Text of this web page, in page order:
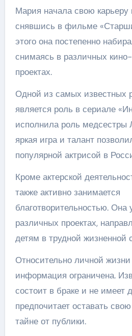
Мария начала свою карьеру
снявшись в фильме
этого она постепенно
снимаясь в различных
проектах.
Одной из самых известных
является роль в сериале
исполнила роль
яркая игра и талант
популярной актрисой в
Кроме актерской
также активно занимается
благотворительностью. Она
различных проектах,
детям в трудной жизненной
Относительно личной
информация ограничена.
состоит в браке и не имеет
предпочитает оставать
тайне от публики.